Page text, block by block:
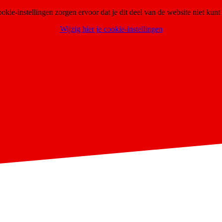
instellingen zorgen ervoor dat je dit deel van de website niet kunt
Wijzig hier je cookie-instellingen